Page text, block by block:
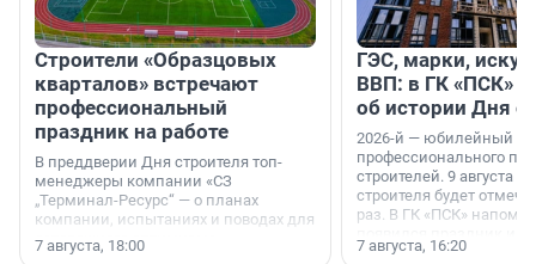
Строители «Образцовых
кварталов» встречают
профессиональный
праздник на работе
В преддверии Дня строителя топ-
менеджеры компании «СЗ
„Терминал-Ресурс“ — о планах
компании, испытаниях и поводах для
осторожного оптимизма.
7 августа, 18:00
ГЭС, марки,
ВВП: в ГК «ПСК»
об истории Дня
2026-й — юбилейный
профессионального
строителей. 9 августа
строителя будет
раз. В ГК «ПСК»
поменялась роль
7 августа, 16:20